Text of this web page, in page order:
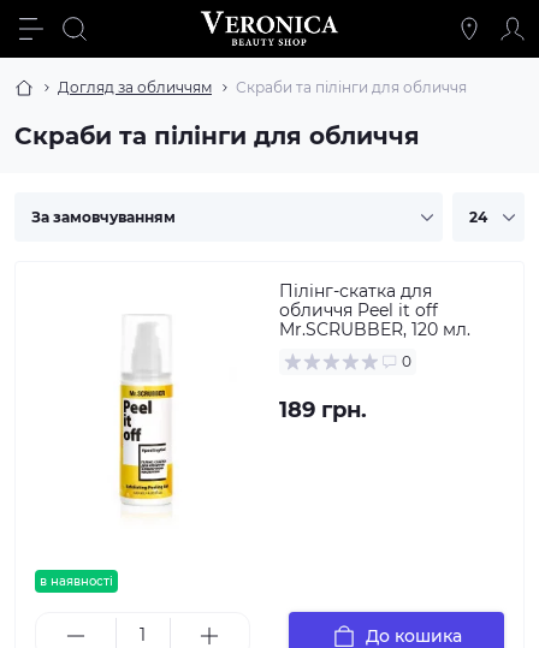
Догляд за обличчям Скраби та пілінги для обличчя
Скраби та пілінги для обличчя
в наявності
Пілінг-скатка для
обличчя Peel it off
Mr.SCRUBBER, 120 мл.
0
189 грн.
До кошика